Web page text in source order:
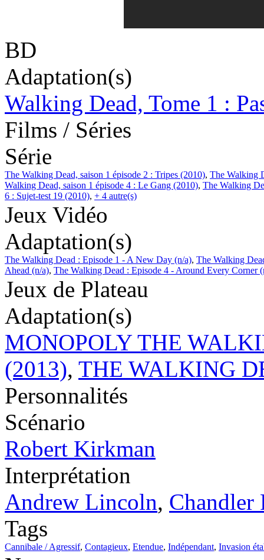
BD
Adaptation(s)
Walking Dead, Tome 1 :
Films / Séries
Série
The Walking Dead, saison 1 épisode 2 : Tripes (2010), The Walking
Walking Dead, saison 1 épisode 4 : Le Gang (2010), The Walking
6 : Sujet-test 19 (2010), + 4 autre(s)
Jeux Vidéo
Adaptation(s)
The Walking Dead : Episode 1 - A New Day (n/a), The Walking
Ahead (n/a), The Walking Dead : Episode 4 - Around Every Corner
Jeux de Plateau
Adaptation(s)
MONOPOLY THE
(2013), THE WALKING
Personnalités
Scénario
Robert Kirkman
Interprétation
Andrew Lincoln, Chandler
Tags
Cannibale / Agressif, Contagieux, Etendue, Indépendant, Invasion